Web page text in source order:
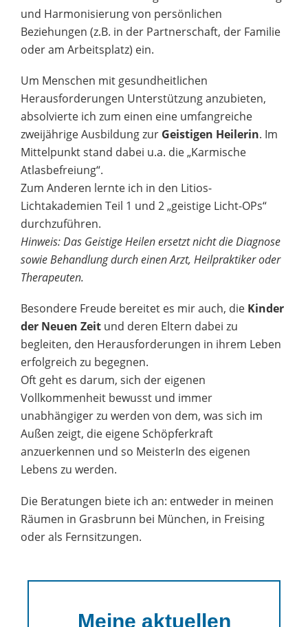
und Harmonisierung von persönlichen
Beziehungen (z.B. in der Partnerschaft, der Familie
oder am Arbeitsplatz) ein.
Um Menschen mit gesundheitlichen
Herausforderungen Unterstützung anzubieten,
absolvierte ich zum einen eine umfangreiche
zweijährige Ausbildung zur Geistigen Heilerin. Im
Mittelpunkt stand dabei u.a. die „Karmische
Atlasbefreiung“.
Zum Anderen lernte ich in den Litios-
Lichtakademien Teil 1 und 2 „geistige Licht-OPs“
durchzuführen.
Hinweis: Das Geistige Heilen ersetzt nicht die Diagnose
sowie Behandlung durch einen Arzt, Heilpraktiker oder
Therapeuten.
Besondere Freude bereitet es mir auch, die Kinder
der Neuen Zeit und deren Eltern dabei zu
begleiten, den Herausforderungen in ihrem Leben
erfolgreich zu begegnen.
Oft geht es darum, sich der eigenen
Vollkommenheit bewusst und immer
unabhängiger zu werden von dem, was sich im
Außen zeigt, die eigene Schöpferkraft
anzuerkennen und so MeisterIn des eigenen
Lebens zu werden.
Die Beratungen biete ich an: entweder in meinen
Räumen in Grasbrunn bei München, in Freising
oder als Fernsitzungen.
Meine aktuellen